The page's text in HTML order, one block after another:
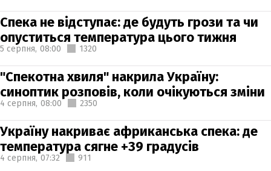
Спека не відступає: де будуть грози та чи
опуститься температура цього тижня
5 серпня, 08:00 1320
"Спекотна хвиля" накрила Україну:
синоптик розповів, коли очікуються зміни
4 серпня, 08:00 2350
Україну накриває африканська спека: де
температура сягне +39 градусів
4 серпня, 07:32 911